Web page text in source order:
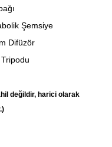
Şemsiye
Difüzör
değildir, harici olarak